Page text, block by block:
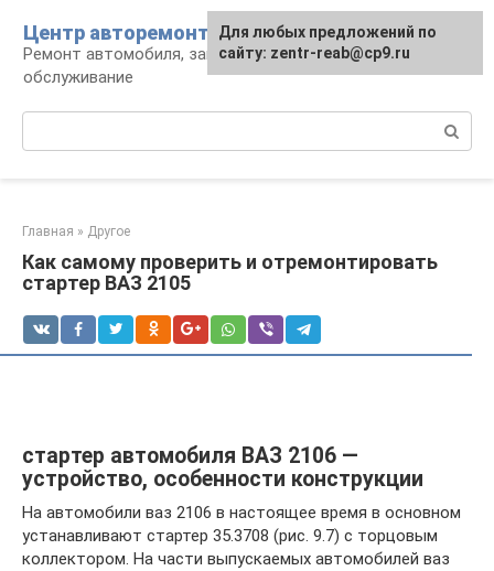
контенту
Центр авторемонта
Ремонт автомобиля, запчасти и
обслуживание
Главная » Другое
Как самому проверить и отремонтировать
стартер ВАЗ 2105
стартер автомобиля ВАЗ 2106 —
устройство, особенности конструкции
На автомобили ваз 2106 в настоящее время в основном
устанавливают стартер 35.3708 (рис. 9.7) с торцовым
коллектором. На части выпускаемых автомобилей ваз
Для любых предложений по
сайту: zentr-reab@cp9.ru